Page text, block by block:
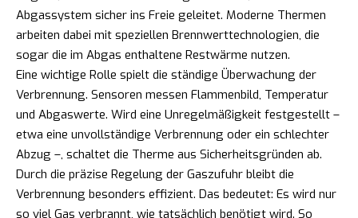
Abgassystem sicher ins Freie geleitet. Moderne Thermen
arbeiten dabei mit speziellen Brennwerttechnologien, die
sogar die im Abgas enthaltene Restwärme nutzen.
Eine wichtige Rolle spielt die ständige Überwachung der
Verbrennung. Sensoren messen Flammenbild, Temperatur
und Abgaswerte. Wird eine Unregelmäßigkeit festgestellt –
etwa eine unvollständige Verbrennung oder ein schlechter
Abzug –, schaltet die Therme aus Sicherheitsgründen ab.
Durch die präzise Regelung der Gaszufuhr bleibt die
Verbrennung besonders effizient. Das bedeutet: Es wird nur
so viel Gas verbrannt, wie tatsächlich benötigt wird. So